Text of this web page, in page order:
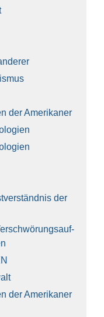
der Ame­ri­ka­ner
der
der Ame­ri­ka­ner